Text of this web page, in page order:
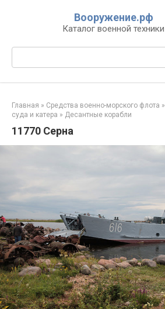
Вооружение.рф
Каталог военной техники
Поиск:
Главная » Средства военно-морского флота »
суда и катера » Десантные корабли
11770 Серна